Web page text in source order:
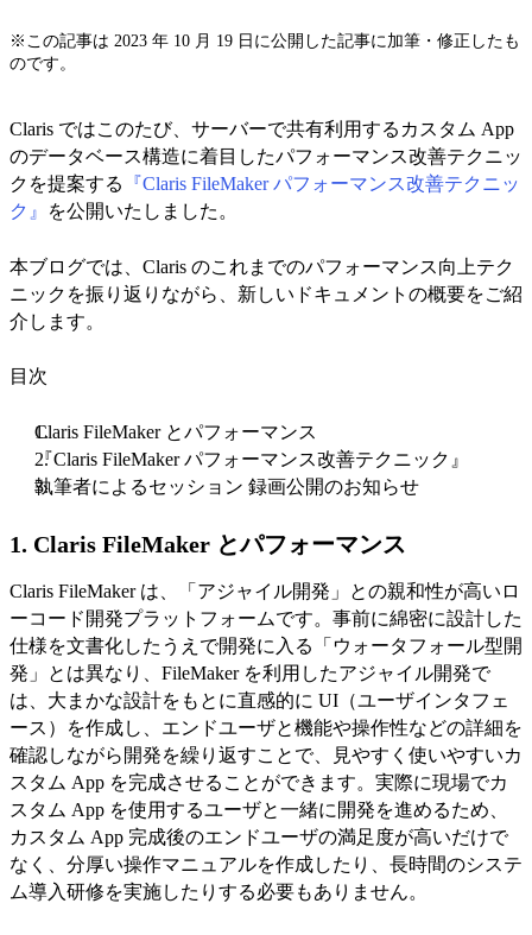
※この記事は 2023 年 10 月 19 日に公開した記事に加筆・修正したも
のです。
Claris ではこのたび、サーバーで共有利用するカスタム App
のデータベース構造に着目したパフォーマンス改善テクニッ
クを提案する
『Claris FileMaker パフォーマンス改善テクニッ
ク』
を公開いたしました。
本ブログでは、Claris のこれまでのパフォーマンス向上テク
ニックを振り返りながら、新しいドキュメントの概要をご紹
介します。
目次
Claris FileMaker とパフォーマンス
『Claris FileMaker パフォーマンス改善テクニック』
執筆者によるセッション 録画公開のお知らせ
1. Claris FileMaker とパフォーマンス
Claris FileMaker は、「アジャイル開発」との親和性が高いロ
ーコード開発プラットフォームです。事前に綿密に設計した
仕様を文書化したうえで開発に入る「ウォータフォール型開
発」とは異なり、FileMaker を利用したアジャイル開発で
は、大まかな設計をもとに直感的に UI（ユーザインタフェ
ース）を作成し、エンドユーザと機能や操作性などの詳細を
確認しながら開発を繰り返すことで、見やすく使いやすいカ
スタム App を完成させることができます。実際に現場でカ
スタム App を使用するユーザと一緒に開発を進めるため、
カスタム App 完成後のエンドユーザの満足度が高いだけで
なく、分厚い操作マニュアルを作成したり、長時間のシステ
ム導入研修を実施したりする必要もありません。